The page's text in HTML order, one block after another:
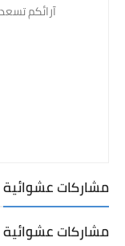
آرائكم
مشاركات عشوائية
مشاركات